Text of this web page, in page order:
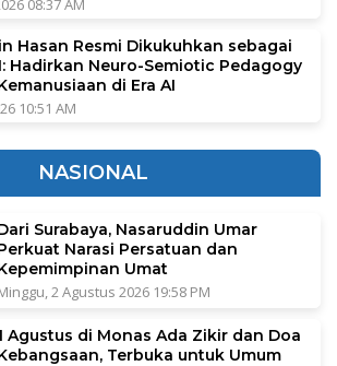
08:37 AM
Hasan Resmi Dikukuhkan sebagai
Hadirkan Neuro-Semiotic Pedagogy
di Era AI
10:51 AM
NASIONAL
Surabaya, Nasaruddin Umar
Narasi Persatuan dan
Umat
2 Agustus 2026 19:58 PM
Agustus di Monas Ada Zikir dan Doa
Terbuka untuk Umum